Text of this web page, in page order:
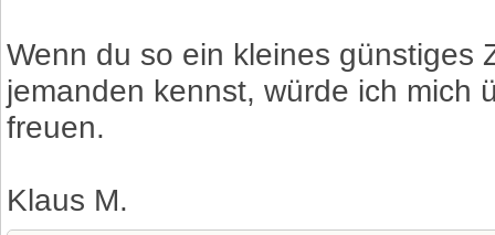
Wenn du so ein kleines günstiges
jemanden kennst, würde ich mich
freuen.
Klaus M.